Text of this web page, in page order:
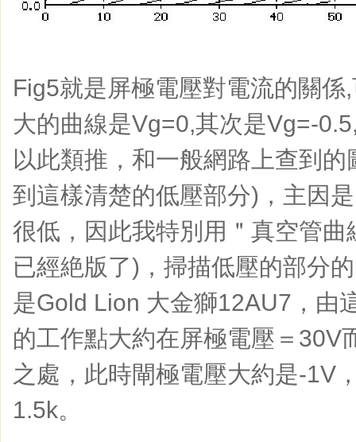
Fig5就是屏極電壓對電流的關
大的曲線是Vg=0,其次是Vg=-
以此類推，和一般網路上查到
到這樣清楚的低壓部分)，主因
很低，因此我特別用＂真空管
已經絶版了)，掃描低壓的部分
是Gold Lion 大金獅12AU7，由
的工作點大約在屏極電壓＝30V
之處，此時閘極電壓大約是-1V
1.5k。